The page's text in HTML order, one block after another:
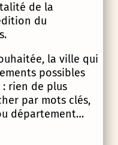
de la
du
la ville qui
possibles
rien de plus
par mots clés,
département…